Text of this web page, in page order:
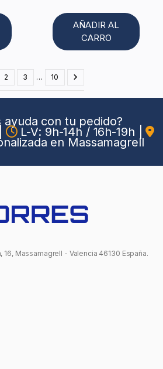
AÑADIR AL
CARRO
2 3 … 10
ayuda con tu pedido?
L-V: 9h-14h / 16h-19h
en Massamagrell
16, Massamagrell - Valencia 46130 España.